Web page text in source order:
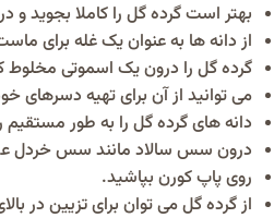
بهتر است گرده گل را کاملا بجوید و
از دانه ها به عنوان یک غله برای
گرده گل را درون یک اسموتی مخلوط
می توانید از آن برای تهیه دسرهای
دانه های گرده گل را به طور مستقیم
درون سس سالاد مانند سس خردل
روی پاپ کورن بپاشید.
از گرده گل می توان برای تزیین در